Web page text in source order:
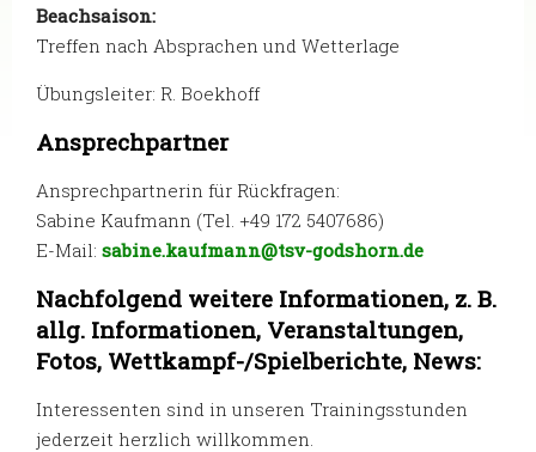
Beachsaison:
Treffen nach Absprachen und Wetterlage
Übungsleiter: R. Boekhoff
Ansprechpartner
Ansprechpartnerin für Rückfragen:
Sabine Kaufmann (Tel. +49 172 5407686)
E-Mail: sabine.kaufmann@tsv-godshorn.de
Nachfolgend weitere Informationen, z. B.
allg. Informationen, Veranstaltungen,
Fotos, Wettkampf-/Spielberichte, News:
Interessenten sind in unseren Trainingsstunden
jederzeit herzlich willkommen.